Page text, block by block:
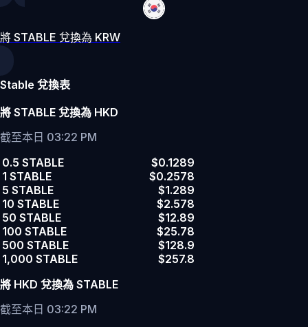
將 STABLE 兌換為 KRW
Stable 兌換表
將 STABLE 兌換為 HKD
截至本日 03:22 PM
0.5 STABLE
$0.1289
1 STABLE
$0.2578
5 STABLE
$1.289
10 STABLE
$2.578
50 STABLE
$12.89
100 STABLE
$25.78
500 STABLE
$128.9
1,000 STABLE
$257.8
將 HKD 兌換為 STABLE
截至本日 03:22 PM